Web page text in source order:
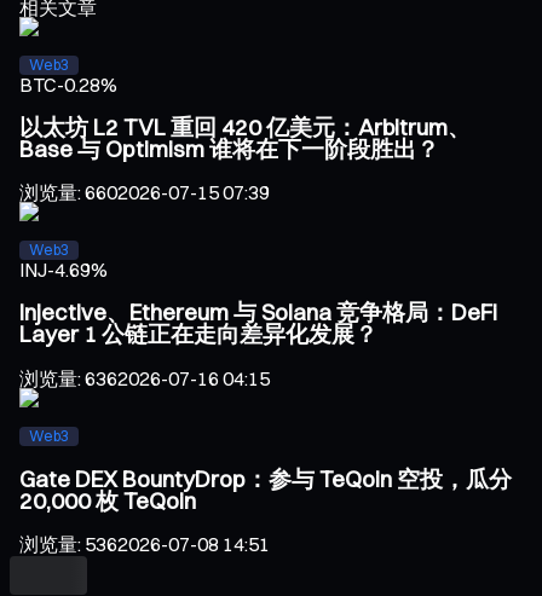
相关文章
Web3
BTC-0.28%
以太坊 L2 TVL 重回 420 亿美元：Arbitrum、
Base 与 Optimism 谁将在下一阶段胜出？
浏览量:6602026-07-15 07:39
Web3
INJ-4.69%
Injective、Ethereum 与 Solana 竞争格局：DeFi
Layer 1 公链正在走向差异化发展？
浏览量:6362026-07-16 04:15
Web3
Gate DEX BountyDrop：参与 TeQoin 空投，瓜分
20,000 枚 TeQoin
浏览量: 5362026-07-08 14:51